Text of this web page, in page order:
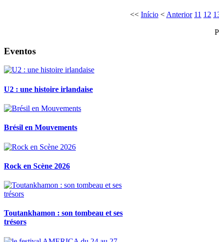
<< Início < Anterior 11 12
Eventos
U2 : une histoire irlandaise
Brésil en Mouvements
Rock en Scène 2026
Toutankhamon : son tombeau et ses
trésors